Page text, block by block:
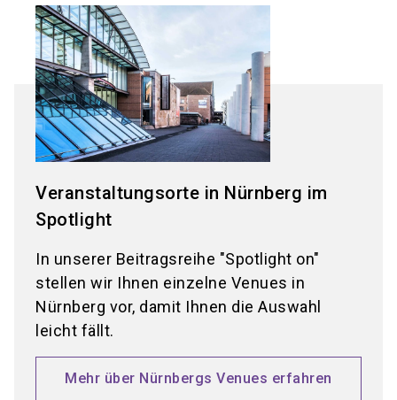
Veranstaltungsorte in Nürnberg im
Spotlight
In unserer Beitragsreihe "Spotlight on"
stellen wir Ihnen einzelne Venues in
Nürnberg vor, damit Ihnen die Auswahl
leicht fällt.
Mehr über Nürnbergs Venues erfahren